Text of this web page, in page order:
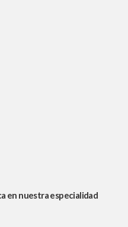
en nuestra especialidad